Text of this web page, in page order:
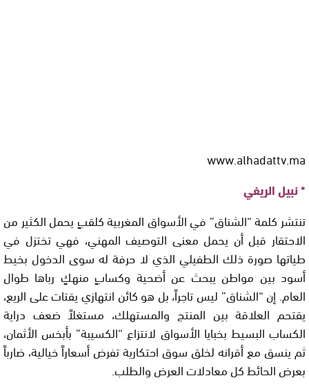
www.alhadattv.ma
* نبيل الريفي
تنتشر كلمة “الشناق” في الأسواق المغربية كلقبٍ يحمل الكثير من
الاحتقار قبل أن يحمل معنى التوصيف المهني، فهي تختزل في
طياتها صورة ذلك الطفيلي الذي لا حرفة له سوى الدخول بخيط
أسود بين مواطن يبحث عن أضحية وكسابٍ منهكٍ رباها طوال
العام. إن “الشناق” ليس تاجراً، بل هو كائن انتهازي يقتات على الريع،
يقتحم العلاقة بين المنتج والمستهلك، مستغلاً ضعف دراية
الكساب البسيط بخبايا الأسواق لانتزاع “الكسيبة” بأبخس الأثمان،
ثم ينسق مع أقرانه لخلق سوق احتكارية تفرض أسعاراً خيالية، ضارباً
بعرض الحائط كل معادلات العرض والطلب.